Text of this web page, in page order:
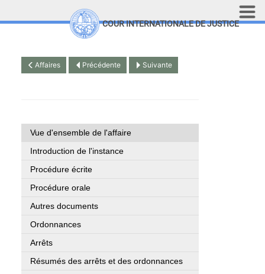
Aller au contenu principal
COUR INTERNATIONALE DE JUSTICE
Affaires Précédente Suivante
Vue d'ensemble de l'affaire
Introduction de l'instance
Procédure écrite
Procédure orale
Autres documents
Ordonnances
Arrêts
Résumés des arrêts et des ordonnances
Top Menu
Recherche sur le site